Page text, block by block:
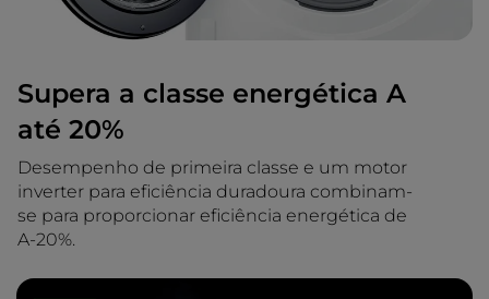
Supera a classe energética A
até 20%
Desempenho de primeira classe e um motor
inverter para eficiência duradoura combinam-
se para proporcionar eficiência energética de
A-20%.